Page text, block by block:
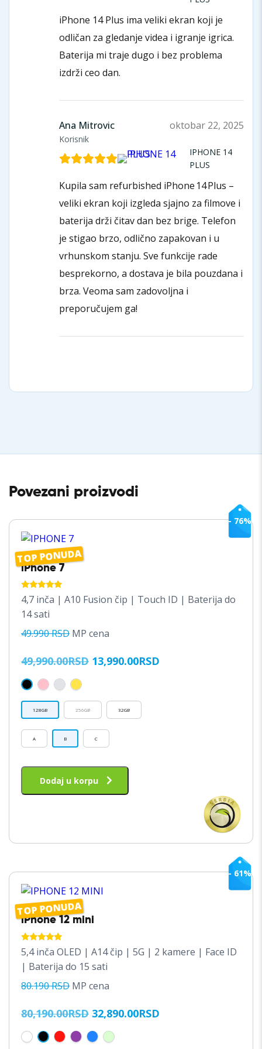
iPhone 14 Plus ima veliki ekran koji je
odličan za gledanje videa i igranje igrica.
Baterija mi traje dugo i bez problema
izdrži ceo dan.
Ana Mitrovic
Korisnik
oktobar 22, 2025
IPHONE 14
PLUS
Kupila sam refurbished iPhone 14 Plus –
veliki ekran koji izgleda sjajno za filmove i
baterija drži čitav dan bez brige. Telefon
je stigao brzo, odlično zapakovan i u
vrhunskom stanju. Sve funkcije rade
besprekorno, a dostava je bila pouzdana i
brza. Veoma sam zadovoljna i
preporučujem ga!
Povezani proizvodi
TOP PONUDA
- 76%
iPhone 7
OCENJENO
SA
5.00
OD 5
4,7 inča | A10 Fusion čip | Touch ID | Baterija do
14 sati
49.990 RSD MP cena
49,990.00RSD ORIGINALNA
BILA:
49,990.00RSD.
13,990.00RSD
128GB 256GB 32GB
A B C
Dodaj u korpu
više
Opcije
stranici
TOP PONUDA
- 61%
iPhone 12 mini
OCENJENO
SA
5.00
OD 5
5,4 inča OLED | A14 čip | 5G | 2 kamere | Face ID
| Baterija do 15 sati
80.190 RSD MP cena
80,190.00RSD ORIGINALNA
CENA
JE
32,890.00RSD